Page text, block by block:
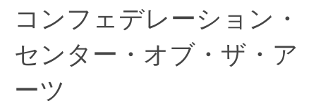
コンフェデレーション・
センター・オブ・ザ・ア
ーツ